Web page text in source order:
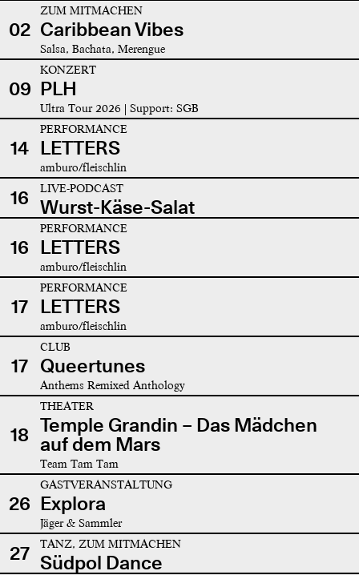
02
ZUM MITMACHEN
Caribbean Vibes
Salsa, Bachata, Merengue
09
KONZERT
PLH
Ultra Tour 2026 | Support: SGB
14
PERFORMANCE
LETTERS
amburo/fleischlin
16 LIVE-PODCAST
Wurst-Käse-Salat
16
PERFORMANCE
LETTERS
amburo/fleischlin
17
PERFORMANCE
LETTERS
amburo/fleischlin
17
CLUB
Queertunes
Anthems Remixed Anthology
18
THEATER
Temple Grandin – Das Mädchen
auf dem Mars
Team Tam Tam
26
GASTVERANSTALTUNG
Explora
Jäger & Sammler
27 TANZ, ZUM MITMACHEN
Südpol Dance